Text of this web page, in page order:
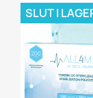
SLUT I